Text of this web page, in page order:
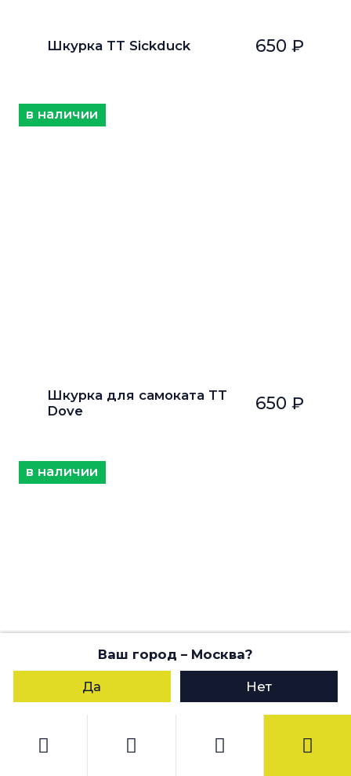
Ваш город – Москва?
Да Нет
Шкурка TT Sickduck 650 ₽
Шкурка для самоката TT
Dove
650 ₽
в наличии
650 ₽
в наличии